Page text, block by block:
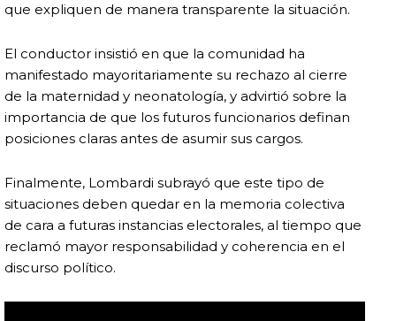
que expliquen de manera transparente la situación.
El conductor insistió en que la comunidad ha
manifestado mayoritariamente su rechazo al cierre
de la maternidad y neonatología, y advirtió sobre la
importancia de que los futuros funcionarios definan
posiciones claras antes de asumir sus cargos.
Finalmente, Lombardi subrayó que este tipo de
situaciones deben quedar en la memoria colectiva
de cara a futuras instancias electorales, al tiempo que
reclamó mayor responsabilidad y coherencia en el
discurso político.